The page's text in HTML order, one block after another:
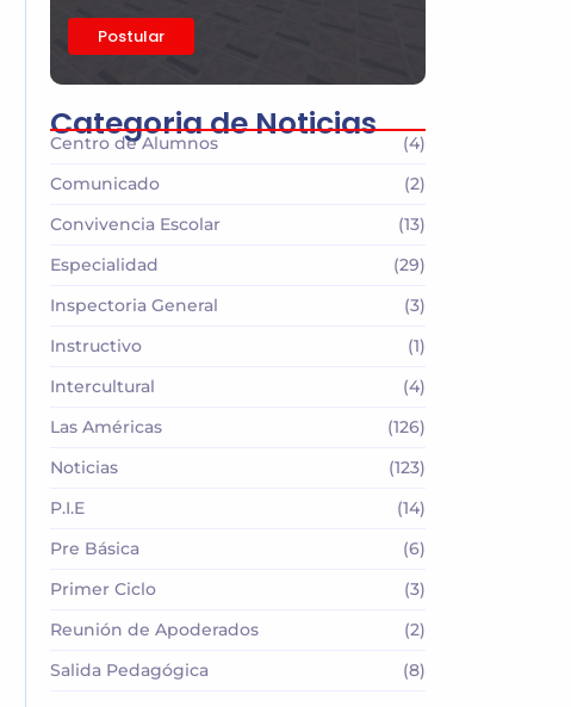
Postular
Categoria de Noticias
Centro de Alumnos
(4)
Comunicado
(2)
Convivencia Escolar
(13)
Especialidad
(29)
Inspectoria General
(3)
Instructivo
(1)
Intercultural
(4)
Las Américas
(126)
Noticias
(123)
P.I.E
(14)
Pre Básica
(6)
Primer Ciclo
(3)
Reunión de Apoderados
(2)
Salida Pedagógica
(8)